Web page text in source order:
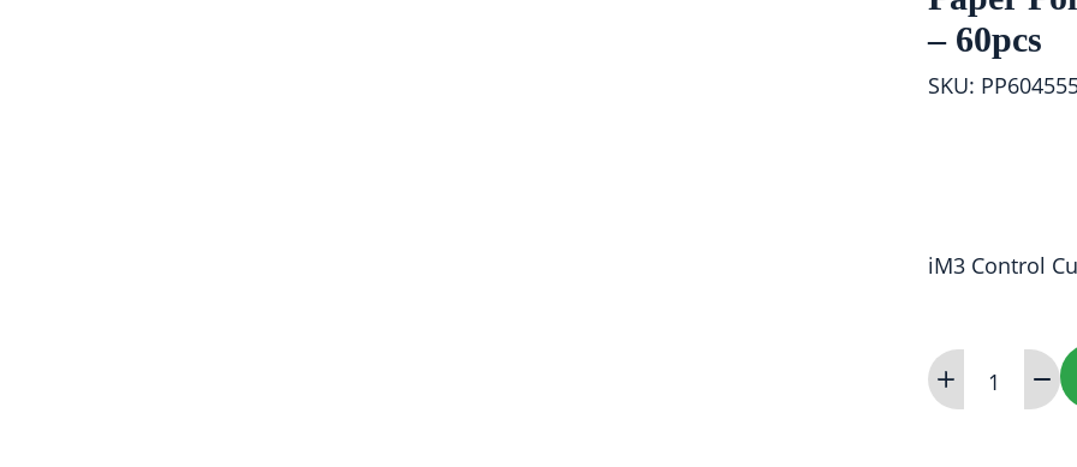
– 60pcs
SKU:
iM3 Control
Paper
Points